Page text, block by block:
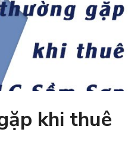
khi thuê